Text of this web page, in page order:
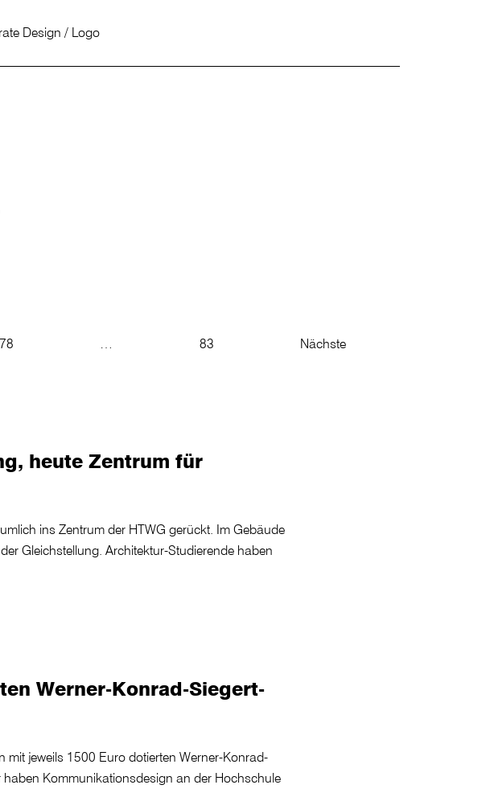
Design / Logo
78 83 Nächste
heute Zentrum für
ins Zentrum der HTWG gerückt. Im Gebäude
Gleichstellung. Architektur-Studierende haben
Werner-Konrad-Siegert-
jeweils 1500 Euro dotierten Werner-Konrad-
Kommunikationsdesign an der Hochschule